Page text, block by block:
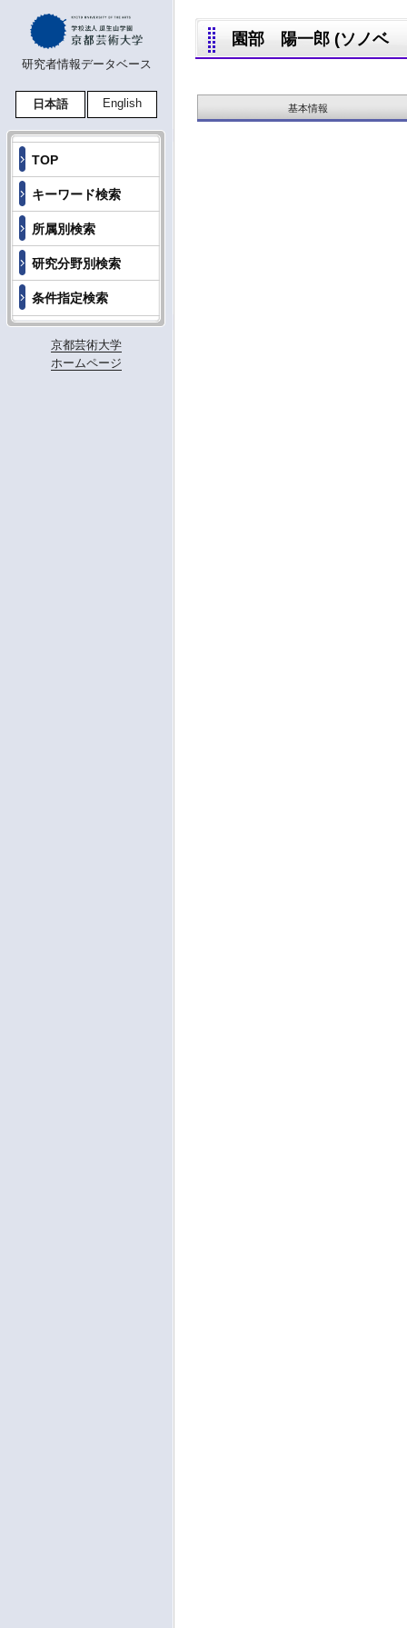
研究者情報データベース
日本語 English
TOP
キーワード検索
所属別検索
研究分野別検索
条件指定検索
京都芸術大学
ホームページ
園部 陽一郎 (ソノベ
基本情報